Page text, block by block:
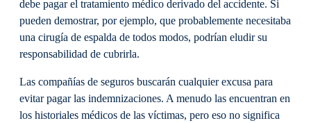
debe pagar el tratamiento médico derivado del accidente. Si
pueden demostrar, por ejemplo, que probablemente necesitaba
una cirugía de espalda de todos modos, podrían eludir su
responsabilidad de cubrirla.
Las compañías de seguros buscarán cualquier excusa para
evitar pagar las indemnizaciones. A menudo las encuentran en
los historiales médicos de las víctimas, pero eso no significa